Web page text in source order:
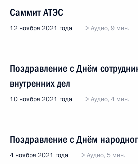
Саммит АТЭС
12 ноября 2021 года Аудио, 9 мин.
Поздравление с Днём
внутренних дел
10 ноября 2021 года Аудио, 4 мин.
Поздравление с Днём
4 ноября 2021 года Аудио, 5 мин.